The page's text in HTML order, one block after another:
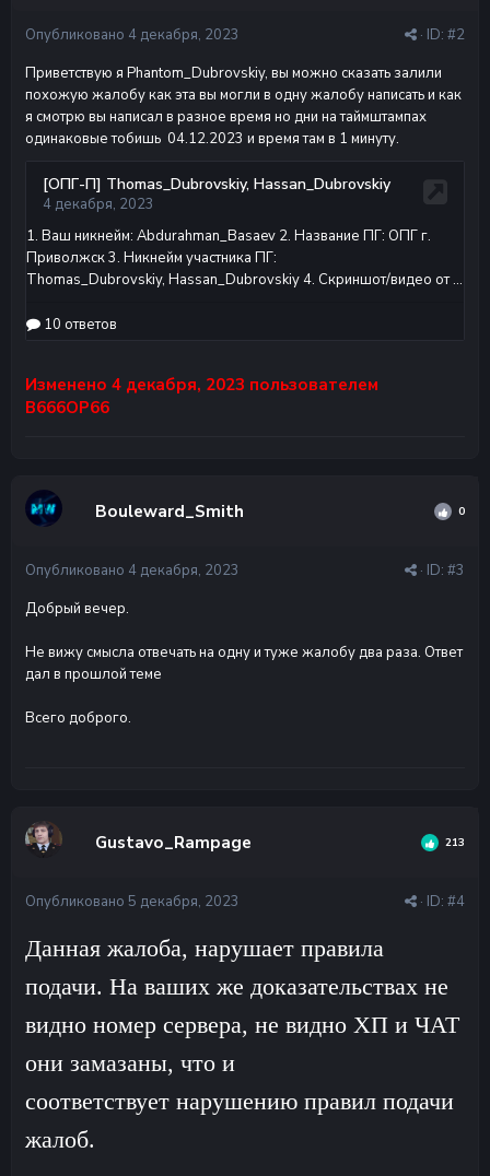
· ID: #2
Опубликовано 4 декабря, 2023
Приветствую я Phantom_Dubrovskiy, вы можно сказать залили
похожую жалобу как эта вы могли в одну жалобу написать и как
я смотрю вы написал в разное время но дни на таймштампах
одинаковые тобишь 04.12.2023 и время там в 1 минуту.
Изменено 4 декабря, 2023 пользователем
В666ОР66
Bouleward_Smith 0
· ID: #3
Опубликовано 4 декабря, 2023
Добрый вечер.
Не вижу смысла отвечать на одну и туже жалобу два раза. Ответ
дал в прошлой теме
Всего доброго.
Gustavo_Rampage 213
· ID: #4
Опубликовано 5 декабря, 2023
Данная жалоба, нарушает правила
подачи. На ваших же доказательствах не
видно номер сервера, не видно ХП и ЧАТ
они замазаны, что и
соответствует нарушению правил подачи
жалоб.